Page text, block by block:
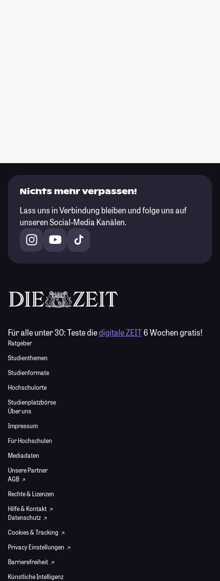
Nichts mehr verpassen!
Lass uns in Verbindung bleiben und folge uns auf
unseren Social-Media Kanälen.
Für alle unter 30:Teste diedigitale ZEIT6 Wochen gratis!
Ratgeber
Studienthemen
Studienformate
Hochschulorte
Studienplatzbörse
Über uns
Impressum
Für Hochschulen
Mediadaten
Unsere Partner
AGB
Rechte & Lizenzen
Hilfe & Kontakt
Datenschutz
Cookies & Tracking
Privacy Einstellungen
Barrierefreiheit
Künstliche Intelligenz